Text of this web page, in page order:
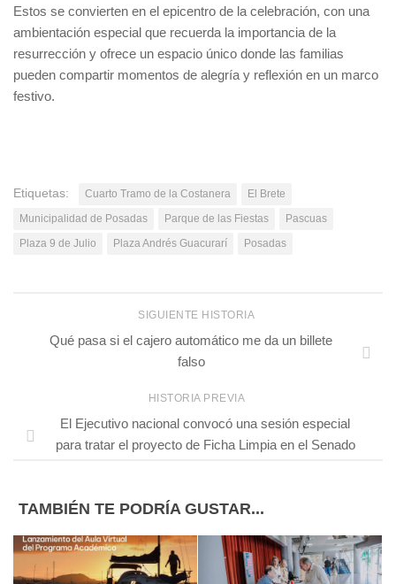
Estos se convierten en el epicentro de la celebración, con una
ambientación especial que recuerda la importancia de la
resurrección y ofrece un espacio único donde las familias
pueden compartir momentos de alegría y reflexión en un marco
festivo.
Etiquetas: Cuarto Tramo de la Costanera
El Brete
Municipalidad de Posadas
Parque de las Fiestas
Pascuas
Plaza 9 de Julio
Plaza Andrés Guacurarí Posadas
SIGUIENTE HISTORIA
Qué pasa si el cajero automático me da un billete
falso
HISTORIA PREVIA
El Ejecutivo nacional convocó una sesión especial
para tratar el proyecto de Ficha Limpia en el Senado
TAMBIÉN TE PODRÍA GUSTAR...